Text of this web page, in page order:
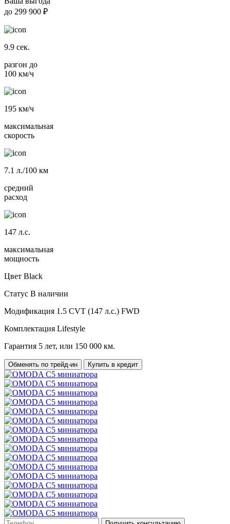
до 299 900 ₽
9.9 сек.
разгон до
100 км/ч
195 км/ч
максимальная
скорость
7.1 л./100 км
средний
расход
147 л.с.
максимальная
мощность
Цвет Black
Статус В наличии
Модификация 1.5 CVT (147 л.с.) FWD
Комплектация Lifestyle
Гарантия 5 лет, или 150 000 км.
Обменять по трейд-ин Купить в кредит